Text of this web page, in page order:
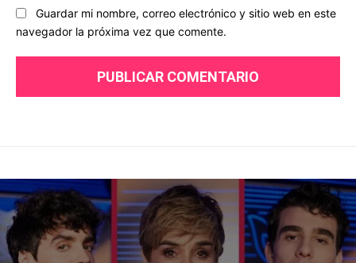
Guardar mi nombre, correo electrónico y sitio web en este
navegador la próxima vez que comente.